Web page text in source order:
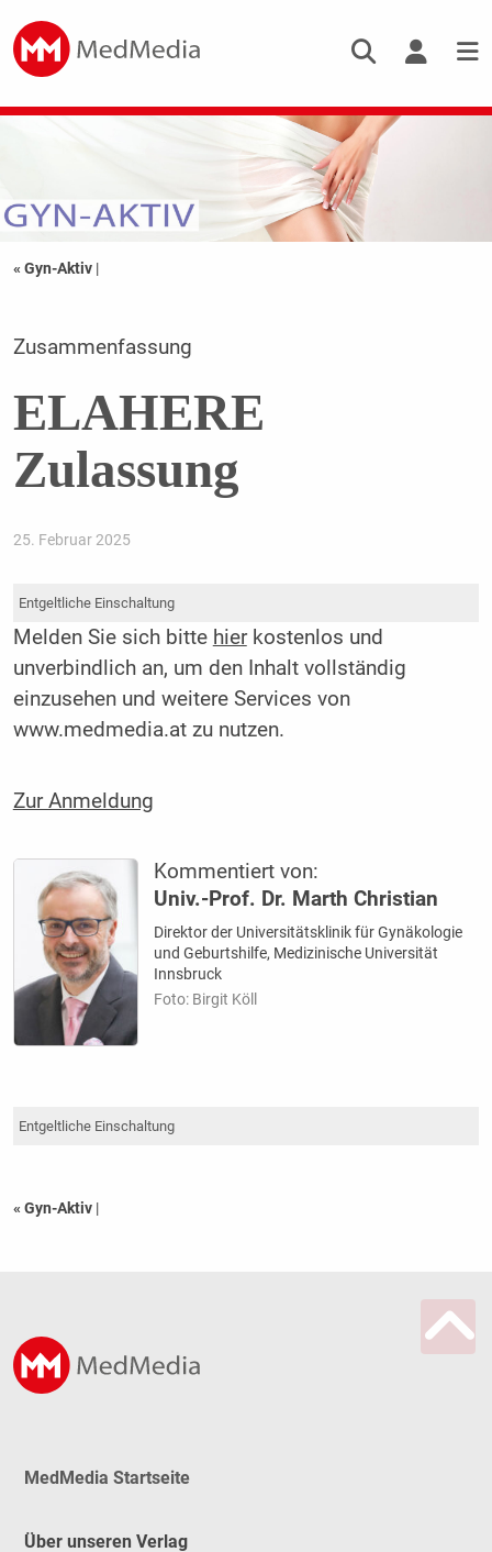
« Gyn-Aktiv |
Zusammenfassung
ELAHERE
Zulassung
25. Februar 2025
Entgeltliche Einschaltung
Melden Sie sich bitte hierkostenlos und
unverbindlich an, um den Inhalt vollständig
einzusehen und weitere Services von
www.medmedia.at zu nutzen.
Zur Anmeldung
Kommentiert von:
Univ.-Prof. Dr. Marth Christian
Direktor der Universitätsklinik für Gynäkologie
und Geburtshilfe, Medizinische Universität
Innsbruck
Foto: Birgit Köll
Entgeltliche Einschaltung
« Gyn-Aktiv |
MedMedia Startseite
Über unseren Verlag